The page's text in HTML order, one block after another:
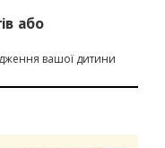
або
вашої дитини